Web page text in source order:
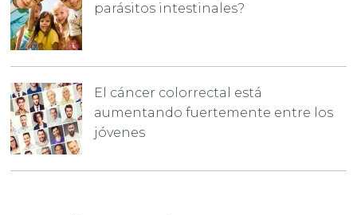
parásitos intestinales?
El cáncer colorrectal está
aumentando fuertemente entre los
jóvenes